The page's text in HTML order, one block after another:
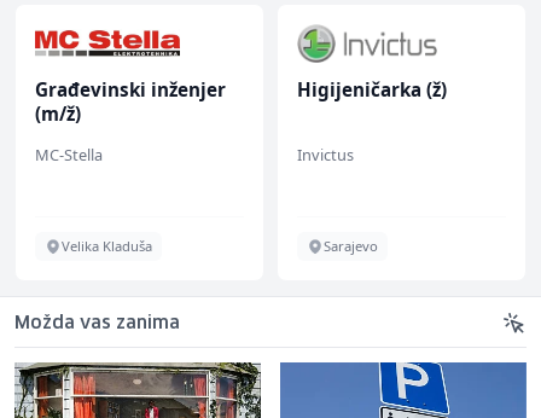
Građevinski inženjer
(m/ž)
MC-Stella
Velika Kladuša
Higijeničarka (ž)
Invictus
Sarajevo
Možda vas zanima